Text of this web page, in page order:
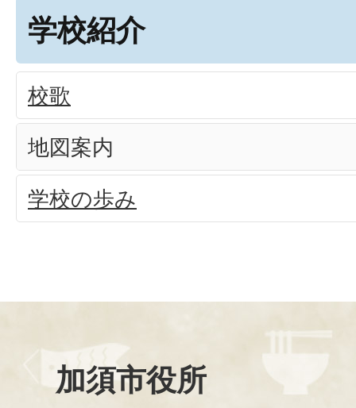
学校紹介
校歌
地図案内
学校の歩み
加須市役所